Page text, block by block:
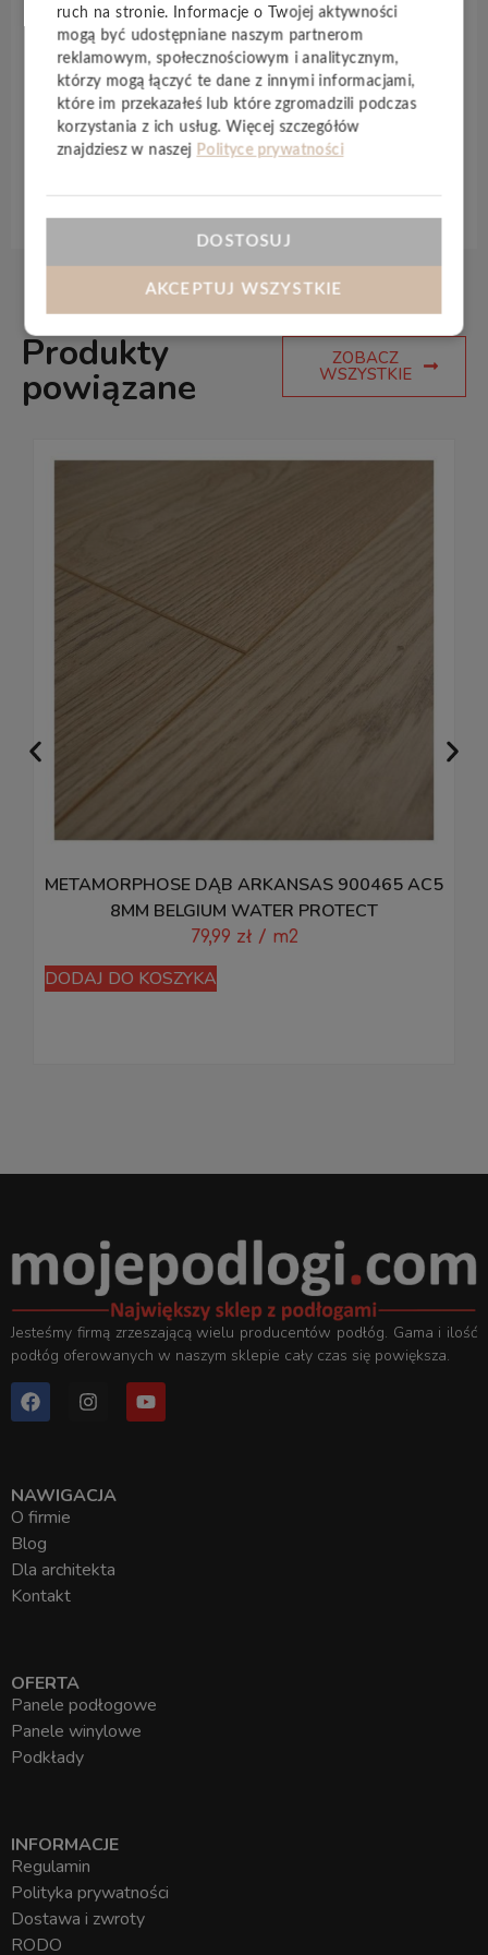
Specyfikacja techniczna
Panele charakteryzuje takżewodoodporność
możliwość wykorzystania wogrzewaniu
podłogowym. Odporna na ścieranie poliuretanowa
warstwa wierzchniaProtectonitezapewnia ochronę
przed wilgocią i łuszczeniem się.
Produkty
powiązane
ZOBACZ
WSZYSTKIE
METAMORPHOSE DĄB ARKANSAS 900465 AC5
8MM BELGIUM WATER PROTECT
79,99 zł / m2
DODAJ DO KOSZYKA
Jesteśmy firmą zrzeszającą wielu producentów podłóg. Gama i ilość
podłóg oferowanych w naszym sklepie cały czas się powiększa.
NAWIGACJA
O firmie
Blog
Dla architekta
Kontakt
OFERTA
Panele podłogowe
Panele winylowe
Podkłady
INFORMACJE
Regulamin
Polityka prywatności
Dostawa i zwroty
RODO
ruch na stronie. Informacje o Twojej aktywności
mogą być udostępniane naszym partnerom
reklamowym, społecznościowym i analitycznym,
którzy mogą łączyć te dane z innymi informacjami,
które im przekazałeś lub które zgromadzili podczas
korzystania z ich usług. Więcej szczegółów
znajdziesz w naszej Polityce prywatności
DOSTOSUJ
AKCEPTUJ WSZYSTKIE